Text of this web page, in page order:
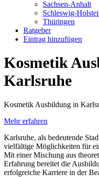
Sachsen-Anhalt
Schleswig-
Thüringen
Ratgeber
Eintrag hinzufügen
Kosmetik
Karlsruhe
Kosmetik Ausbildung in
Mehr erfahren
Karlsruhe, als bedeutende
vielfältige Möglichkeiten für
Mit einer Mischung aus
Erfahrung bereitet die
erfolgreiche Karriere in der